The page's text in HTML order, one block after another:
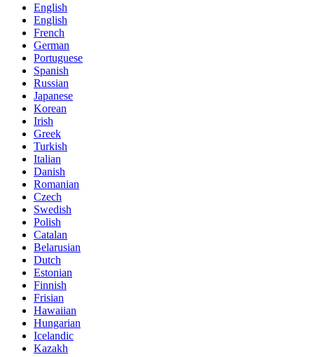
English
English
French
German
Portuguese
Spanish
Russian
Japanese
Korean
Irish
Greek
Turkish
Italian
Danish
Romanian
Czech
Swedish
Polish
Catalan
Belarusian
Dutch
Estonian
Finnish
Frisian
Hawaiian
Hungarian
Icelandic
Kazakh